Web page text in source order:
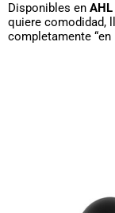
Disponibles en AHL
quiere comodidad,
completamente “en